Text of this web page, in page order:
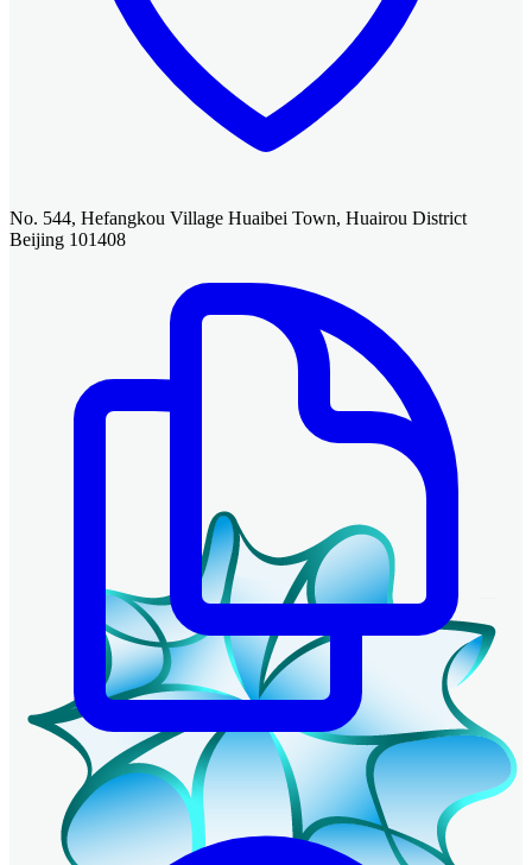
No. 544, Hefangkou Village Huaibei Town, Huairou District
Beijing 101408